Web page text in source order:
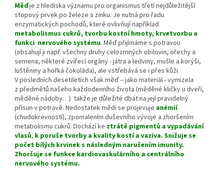
Měďje z hlediska významu pro organismus třetí nejdůležitější
stopový prvek po železe a zinku. Je nutná pro řadu
enzymatických pochodů, které ovlivňují například
metabolismus cukrů, tvorbu kostní hmoty, krvetvorbu a
funkci nervového systému. Měď přijímáme s potravou
(obsahují ji např. všechny druhy celozrnných obilovin, ořechy a
semena, některé zvířecí orgány - játra a ledviny, mušle a korýši,
luštěniny a hořká čokoláda), ale vstřebává se i přes kůži.
V posledních desetiletích však měď – jako materiál - vymizela
z předmětů našeho každodenního života (měděné kličky u dveří,
měděné nádoby…) takže je důležité dbát na její pravidelný
přísun v potravě. Nedostatek mědi se projevuje anémií
(chudokrevností), zpomalením duševního vývoje a zhoršením
metabolismu cukrů. Dochází ke ztrátě pigmentů a vypadávání
vlasů, k poruše tvorby a kvality kostí a vaziva. Snižuje se
počet bílých krvinek s následným narušením imunity.
Zhoršuje se funkce kardiovaskulárního a centrálního
nervového systému.